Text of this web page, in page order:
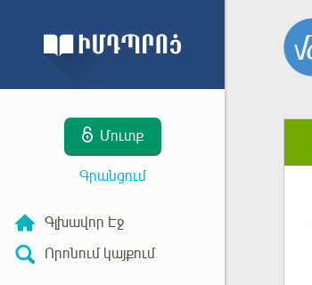
Մուտք
Գրանցում
Գլխավոր Էջ
Որոնում կայքում